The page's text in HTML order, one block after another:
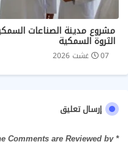
مشروع مدينة الصناعات
الثروة السمكية
07 غشت 2026
إرسال تعليق
Comments are Reviewed by